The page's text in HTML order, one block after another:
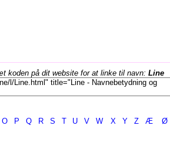
koden på dit website for at linke til navn: Line
O P Q R S T U V W X Y Z Æ Ø